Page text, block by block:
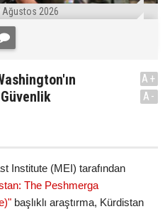
Ağustos 2026
A+
A-
Institute (MEI) tarafından
The Peshmerga
başlıklı araştırma, Kürdistan